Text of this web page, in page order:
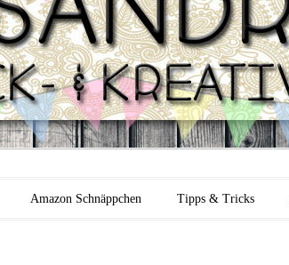
Amazon Schnäppchen Tipps & Tricks